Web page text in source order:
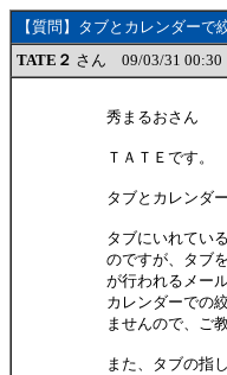
【質問】タブとカレンダーで
TATE２ さん 09/03/31 00:30
秀まるおさん
ＴＡＴＥです。
タブとカレンダ
タブにいれてい
のですが、タブ
が行われるメー
カレンダーでの
ませんので、ご
また、タブの指